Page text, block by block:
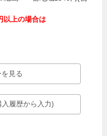
以上の場合は
見る
履歴から入力)